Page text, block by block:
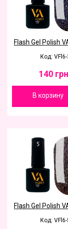
Flash Gel Polish
Код: VFl6-
140 грн
В корзину
Flash Gel Polish
Код: VFl6-